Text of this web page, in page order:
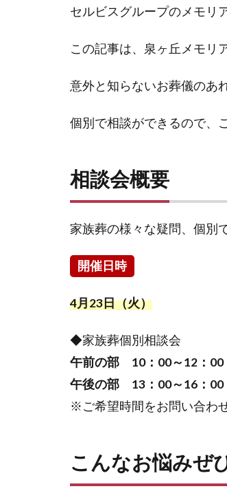
セルビスグループのメモリ
この記事は、泉ヶ丘メモリ
意外と知らないお葬儀のあ
個別で相談ができるので、
相談会概要
家族葬の様々な疑問、個別
開催日時
4月23日（火）
◆家族葬個別相談会
午前の部 10：00～12：00
午後の部 13：00～16：00
※ご希望時間をお問い合わ
こんなお悩みぜ